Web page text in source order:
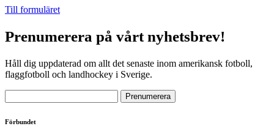
Till formuläret
Prenumerera på vårt nyhetsbrev!
Håll dig uppdaterad om allt det senaste inom amerikansk fotboll,
flaggfotboll och landhockey i Sverige.
Förbundet